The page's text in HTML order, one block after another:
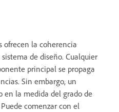
ofrecen la coherencia
de diseño. Cualquier
principal se propaga
Sin embargo, un
en la medida del grado de
comenzar con el